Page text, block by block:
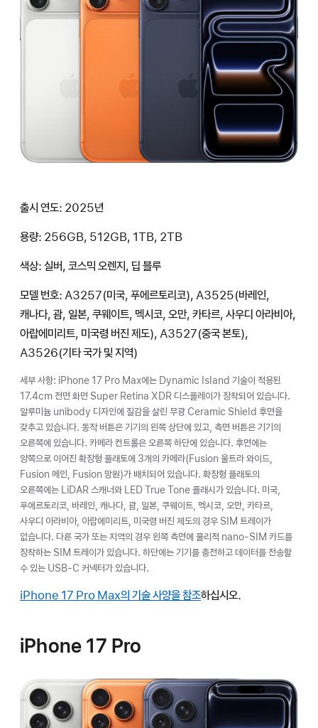
출시 연도: 2025년
용량: 256GB, 512GB, 1TB, 2TB
색상: 실버, 코스믹 오렌지, 딥 블루
모델 번호: A3257(미국, 푸에르토리코), A3525(바레인,
캐나다, 괌, 일본, 쿠웨이트, 멕시코, 오만, 카타르, 사우디 아라비아,
아랍에미리트, 미국령 버진 제도), A3527(중국 본토),
A3526(기타 국가 및 지역)
세부 사항: iPhone 17 Pro Max에는 Dynamic Island 기술이 적용된
17.4cm 전면 화면 Super Retina XDR 디스플레이가 장착되어 있습니다.
알루미늄 unibody 디자인에 질감을 살린 무광 Ceramic Shield 후면을
갖추고 있습니다. 동작 버튼은 기기의 왼쪽 상단에 있고, 측면 버튼은 기기의
오른쪽에 있습니다. 카메라 컨트롤은 오른쪽 하단에 있습니다. 후면에는
양쪽으로 이어진 확장형 플래토에 3개의 카메라(Fusion 울트라 와이드,
Fusion 메인, Fusion 망원)가 배치되어 있습니다. 확장형 플래토의
오른쪽에는 LiDAR 스캐너와 LED True Tone 플래시가 있습니다. 미국,
푸에르토리코, 바레인, 캐나다, 괌, 일본, 쿠웨이트, 멕시코, 오만, 카타르,
사우디 아라비아, 아랍에미리트, 미국령 버진 제도의 경우 SIM 트레이가
없습니다. 다른 국가 또는 지역의 경우 왼쪽 측면에 물리적 nano-SIM 카드를
장착하는 SIM 트레이가 있습니다. 하단에는 기기를 충전하고 데이터를 전송할
수 있는 USB-C 커넥터가 있습니다.
iPhone 17 Pro Max의 기술 사양을 참조하십시오.
iPhone 17 Pro